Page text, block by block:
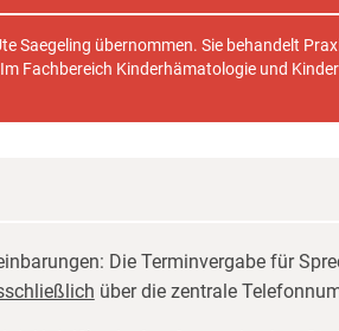
Saegeling übernommen. Sie behandelt
Fachbereich Kinderhämatologie und
Die Terminvergabe für
über die zentrale